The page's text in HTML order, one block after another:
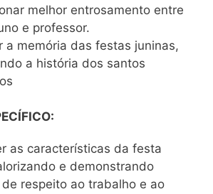
melhor entrosamento entre
e professor.
a memória das festas juninas,
a história dos santos
as características da festa
e demonstrando
respeito ao trabalho e ao